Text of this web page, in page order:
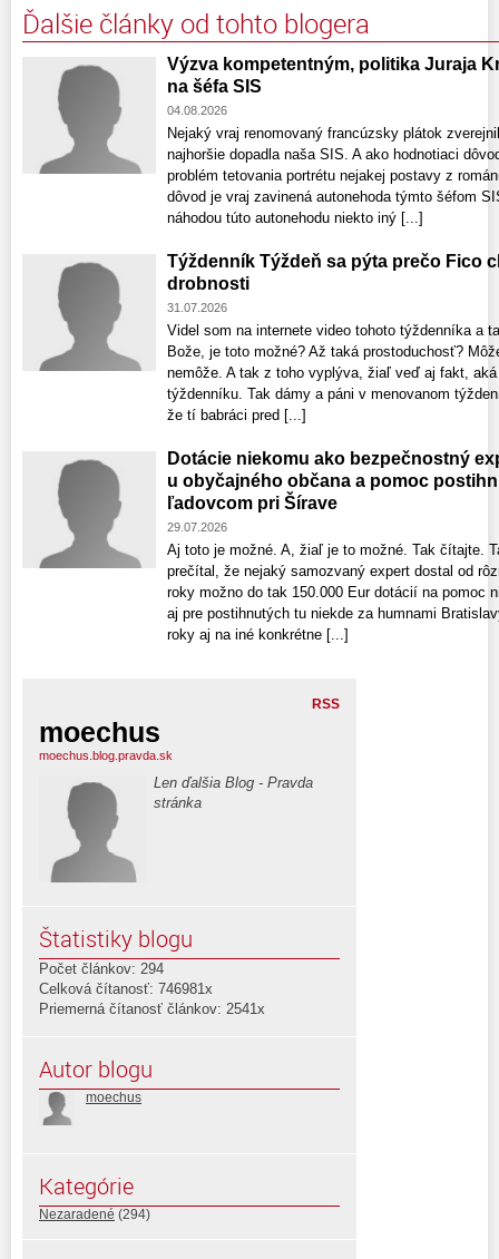
Ďalšie články od tohto blogera
Výzva kompetentným, politika Juraja
na šéfa SIS
04.08.2026
Nejaký vraj renomovaný francúzsky plátok
najhoršie dopadla naša SIS. A ako hodnotiaci
problém tetovania portrétu nejakej postavy z
dôvod je vraj zavinená autonehoda týmto šéfom
náhodou túto autonehodu niekto iný [...]
Týždenník Týždeň sa pýta prečo Fico
drobnosti
31.07.2026
Videl som na internete video tohoto týždenníka a
Bože, je toto možné? Až taká prostoduchosť?
nemôže. A tak z toho vyplýva, žiaľ veď aj fakt,
týždenníku. Tak dámy a páni v menovanom
že tí babráci pred [...]
Dotácie niekomu ako bezpečnostný
u obyčajného občana a pomoc
ľadovcom pri Šírave
29.07.2026
Aj toto je možné. A, žiaľ je to možné. Tak čítajte.
prečítal, že nejaký samozvaný expert dostal od
roky možno do tak 150.000 Eur dotácií na pomoc
aj pre postihnutých tu niekde za humnami
roky aj na iné konkrétne [...]
RSS
moechus
moechus.blog.pravda.sk
Len ďalšia Blog - Pravda
stránka
Štatistiky blogu
Počet článkov: 294
Celková čítanosť: 746981x
Priemerná čítanosť článkov: 2541x
Autor blogu
moechus
Kategórie
Nezaradené (294)